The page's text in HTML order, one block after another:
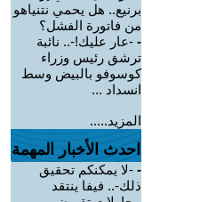
برنيع.. هل يحمي نتنياهو
من فاتورة الفشل؟
- -عار عليك!-.. نائبة
ترشق رئيس وزراء
كوسوفو بالبيض وسط
انسداد ...
المزيد.....
احدث الأخبار المهمة
- -لا يمكنكم تحقيق
ذلك-.. فيفا ينتقد